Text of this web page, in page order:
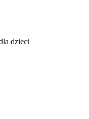
dzieci